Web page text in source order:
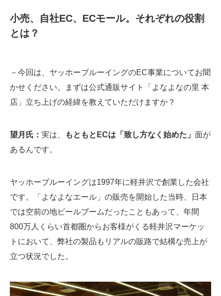
小売、自社EC、ECモール。それぞれの役割
とは？
－今回は、ヤッホーブルーイングのEC事業についてお聞
かせください。まずは公式通販サイト「よなよなの里 本
店」立ち上げの経緯を教えていただけますか？
望月氏： 実は、 もともとECは「致し方なく始めた」 面が
あるんです。
ヤッホーブルーイングは1997年に軽井沢で創業した会社
です。「よなよなエール」の販売を開始した当時、日本
では空前の地ビールブームだったこともあって、年間
800万人くらい首都圏からお客様がくる軽井沢マーケッ
トにおいて、弊社の製品もリアルの販路で結構な売上が
立つ状況でした。